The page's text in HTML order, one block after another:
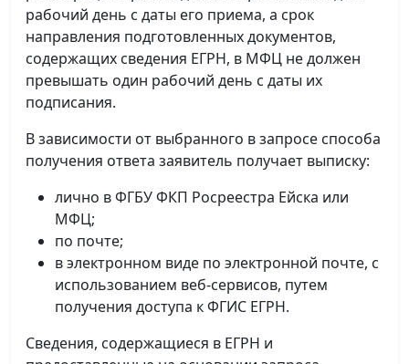
рабочий день с даты его приема, а срок
направления подготовленных документов,
содержащих сведения ЕГРН, в МФЦ не должен
превышать один рабочий день с даты их
подписания.
В зависимости от выбранного в запросе способа
получения ответа заявитель получает выписку:
лично в ФГБУ ФКП Росреестра Ейска или
МФЦ;
по почте;
в электронном виде по электронной почте, с
использованием веб-сервисов, путем
получения доступа к ФГИС ЕГРН.
Сведения, содержащиеся в ЕГРН и